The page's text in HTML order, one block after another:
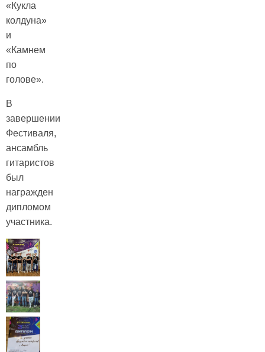
«Кукла
колдуна»
и
«Камнем
по
голове».
В
завершении
Фестиваля,
ансамбль
гитаристов
был
награжден
дипломом
участника.